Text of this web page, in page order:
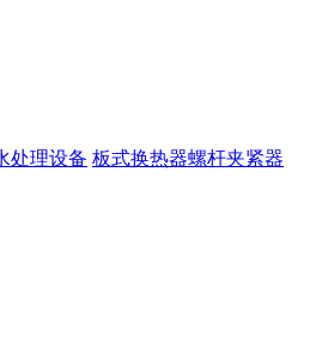
处理设备 板式换热器螺杆夹紧器